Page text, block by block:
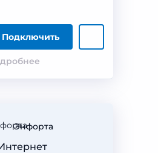
Подключить
Энфорта